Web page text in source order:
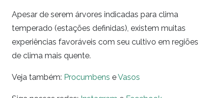
Apesar de serem árvores indicadas para clima
temperado (estações definidas), existem muitas
experiências favoráveis com seu cultivo em regiões
de clima mais quente.
Veja também: Procumbens eVasos